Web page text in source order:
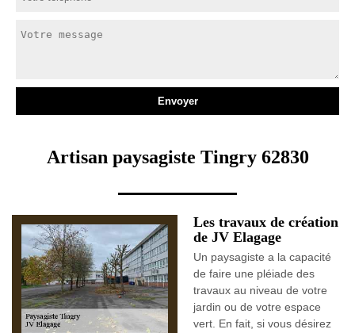
Artisan paysagiste Tingry 62830
Les travaux de création
de JV Elagage
Un paysagiste a la capacité
de faire une pléiade des
travaux au niveau de votre
jardin ou de votre espace
vert. En fait, si vous désirez